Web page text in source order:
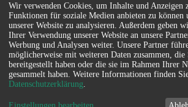
20459 Hamburg
Telefon: +49 (0)40 – 67 08 59 - 55
E-Mail:info(at)zebis.eu
Kontakt
Impressum
Sitemap
Wir verwenden Cookies, um Inhalte und Anzeigen
Funktionen für soziale Medien anbieten zu
unserer Website zu analysieren. Außerdem geben
Ihrer Verwendung unserer Website an unsere
Werbung und Analysen weiter. Unsere Partner
möglicherweise mit weiteren Daten zusammen, die
bereitgestellt haben oder die sie im Rahmen Ihrer
gesammelt haben. Weitere Informationen finden
Datenschutzerklärung